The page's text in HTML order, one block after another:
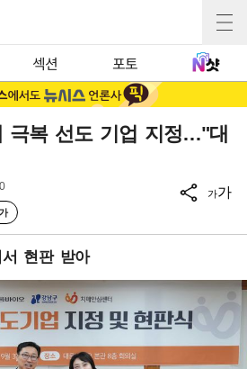
섹션 포토
극복 선도 기업 지정…"대
가가
서 현판 받아